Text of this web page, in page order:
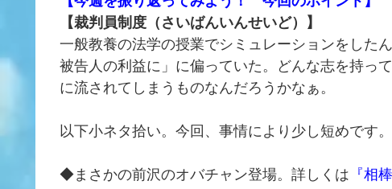
【裁判員制度（さいばんいんせいど）】
一般教養の法学の授業でシミュレーションをした
被告人の利益に」に偏っていた。どんな志を持っ
に流されてしまうものなんだろうかなぁ。
以下小ネタ拾い。今回、事情により少し短めです。
◆まさかの前沢のオバチャン登場。詳しくは 『相棒